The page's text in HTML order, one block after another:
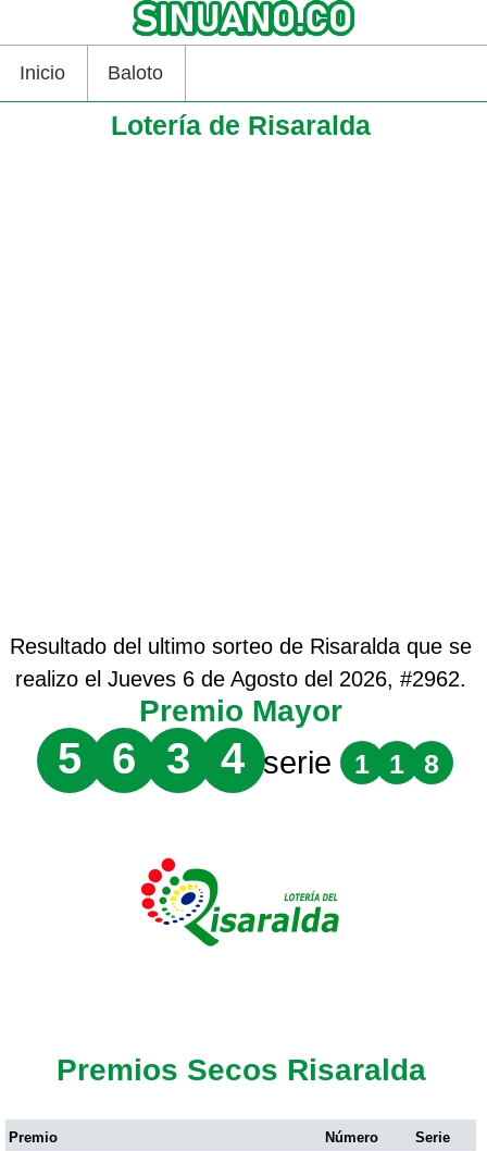
Inicio Baloto
Lotería de Risaralda
Resultado del ultimo sorteo de Risaralda que se
realizo el Jueves 6 de Agosto del 2026, #2962.
Premio Mayor
5 6 3 4 serie 1 1 8
Premios Secos Risaralda
Premio Número Serie